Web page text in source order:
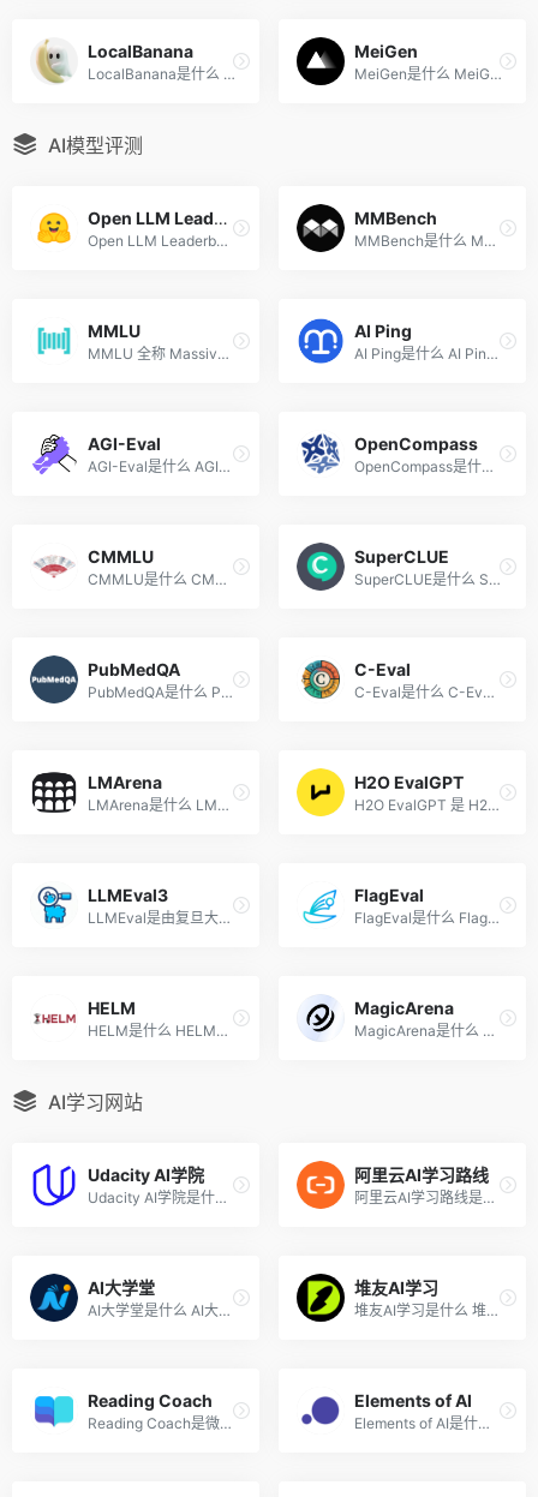
LocalBanana
LocalBanana是什么 LocalBana...
MeiGen
MeiGen是什么 MeiGen是聚焦 A...
AI模型评测
Open LLM Leaderboard
Open LLM Leaderboard是什么 ...
MMBench
MMBench是什么 MMBench是多模...
MMLU
MMLU 全称 Massive Multitask...
AI Ping
AI Ping是什么 AI Ping是专注...
AGI-Eval
AGI-Eval是什么 AGI-Eval是上...
OpenCompass
OpenCompass是什么 OpenCompa...
CMMLU
CMMLU是什么 CMMLU是综合性的...
SuperCLUE
SuperCLUE是什么 SuperCLUE ...
PubMedQA
PubMedQA是什么 PubMedQA是专...
C-Eval
C-Eval是什么 C-Eval是适用于...
LMArena
LMArena是什么 LMArena是加州...
H2O EvalGPT
H2O EvalGPT 是 H2O.ai 用于...
LLMEval3
LLMEval是由复旦大学NLP实验...
FlagEval
FlagEval是什么 FlagEval（天...
HELM
HELM是什么 HELM全称Holistic...
MagicArena
MagicArena是什么 MagicArena...
AI学习网站
Udacity AI学院
Udacity AI学院是什么 Udacit...
阿里云AI学习路线
阿里云AI学习路线是什么 阿里...
AI大学堂
AI大学堂是什么 AI大学堂是科...
堆友AI学习
堆友AI学习是什么 堆友AI学习...
Reading Coach
Reading Coach是微软推出的一...
Elements of AI
Elements of AI是什么 Elemen...